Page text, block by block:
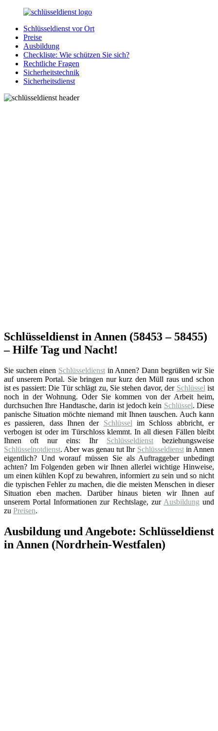
Zurück
Inhalt
SchluesseldienstDirekt.de
Ihre
Notlage
wird
gelöst!
Schlüsseldienst vor Ort
Preise
Ausbildung
Checkliste: Wie schützen Sie sich?
Rechtliche Fragen
Sicherheitstechnik
Sicherheitsdienst
Schlüsseldienst in Annen (58453 – 58455)
– Hilfe Tag und Nacht!
Sie suchen einen Schlüsseldienst in Annen? Dann begrüßen wir Sie
auf unserem Portal. Sie bringen nur kurz den Müll raus und schon
ist es passiert: Die Tür schlägt zu, Sie stehen davor, der Schlüssel ist
noch in der Wohnung. Oder Sie kommen von der Arbeit heim,
durchsuchen Ihre Handtasche, darin ist jedoch kein Schlüssel. Diese
panische Situation möchte niemand mit Ihnen tauschen. Auch kann
es passieren, dass Ihnen der Schlüssel im Schloss abbricht, er
verbogen ist oder im Türschloss klemmt. In all diesen Fällen bleibt
Ihnen oft nur eins: Ihr Schlüsseldienst beziehungsweise
Schlüsselnotdienst. Aber was genau tut Ihr Schlüsseldienstin Annen
eigentlich? Und worauf müssen Sie als Auftraggeber unbedingt
achten? Im Folgenden geben wir Ihnen allerlei wichtige Hinweise,
um einen kühlen Kopf zu bewahren, informiert zu sein und so nicht
die typischen Fehler zu machen, die die meisten Menschen in dieser
Situation eben machen. Darüber hinaus bieten wir Ihnen auf
unserem Portal Informationen zur Rechtslage, zur Ausbildung und
zu Preisen.
Ausbildung und Angebote: Schlüsseldienst
in Annen (Nordrhein-Westfalen)